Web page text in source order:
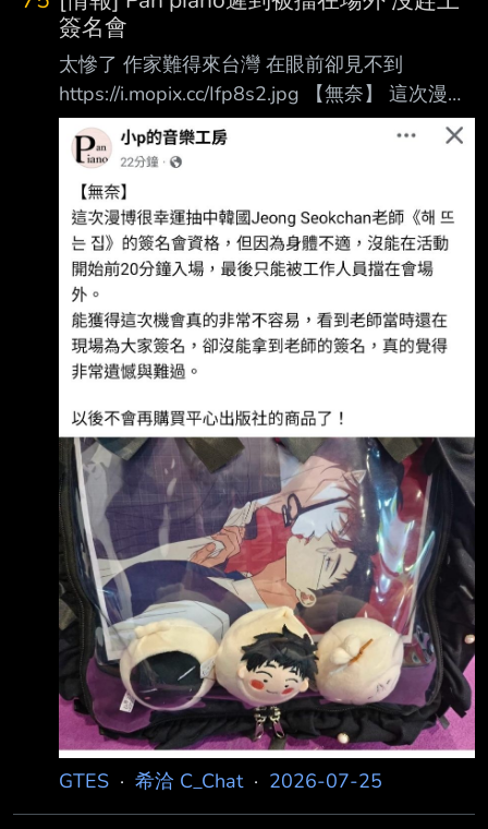
簽名會
太慘了 作家難得來台灣 在眼前卻見不到
https://i.mopix.cc/Ifp8s2.jpg 【無奈】 這次漫博
很幸運抽中韓國Jeong Seokchan老師的簽名會資
格，但因為身體不適，沒能在活 動開始前20分
鐘入場，最後只能被工作人員擋在會場外。 能
獲得這次機會真的非常不容易，看到老師當時還
在現場為大家簽名，卻沒能拿到老師的 簽名，
真的覺得非常遺憾與難過。 以後不會再購買平
心出版社的商品了！ --
GTES · 希洽 C_Chat· 2026-07-25